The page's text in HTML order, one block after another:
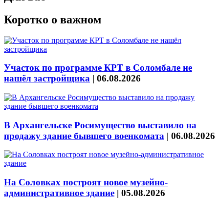
Коротко о важном
Участок по программе КРТ в Соломбале не
нашёл застройщика | 06.08.2026
В Архангельске Росимущество выставило на
продажу здание бывшего военкомата | 06.08.2026
На Соловках построят новое музейно-
административное здание | 05.08.2026